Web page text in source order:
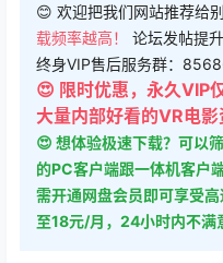
😊 欢迎把我们网站推荐给
载频率越高！ 论坛发帖提
终身VIP售后服务群：
😍 限时优惠，永久VIP
大量内部好看的VR电影
😍 想体验极速下载？可以
的PC客户端跟一体机客户
需开通网盘会员即可享受
至18元/月，24小时内不满